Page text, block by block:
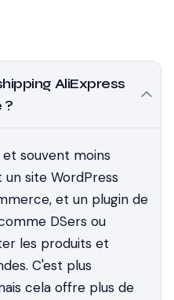
AliExpress
?
et souvent moins
site WordPress
et un plugin de
DSers ou
les produits et
C'est plus
cela offre plus de